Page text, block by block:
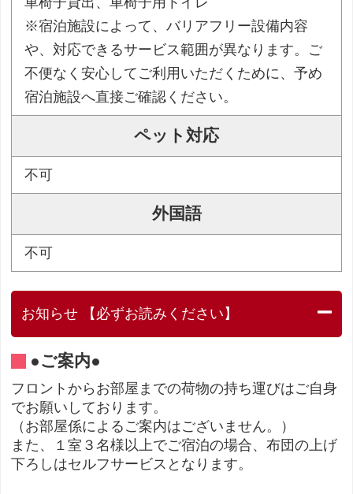
※宿泊施設によって、バリアフリー設備内容
や、対応できるサービス範囲が異なります。ご
不便なく安心してご利用いただくために、予め
宿泊施設へ直接ご確認ください。
ペット対応
不可
外国語
不可
お知らせ 【必ずお読みください】
●ご案内●
フロントからお部屋までの荷物の持ち運びはご自身
でお願いしております。
（お部屋係によるご案内はございません。）
また、１室３名様以上でご宿泊の場合、布団の上げ
下ろしはセルフサービスとなります。